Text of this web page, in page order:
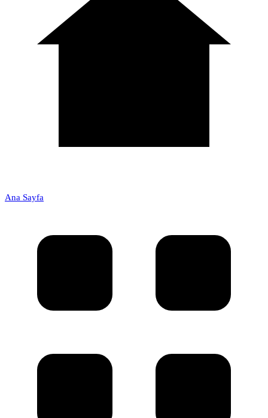
Ana Sayfa